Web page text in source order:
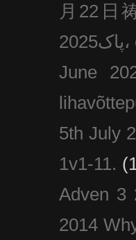
月22日
پاک2025،
June
5th July
1v1-11.
Adven 3
2014